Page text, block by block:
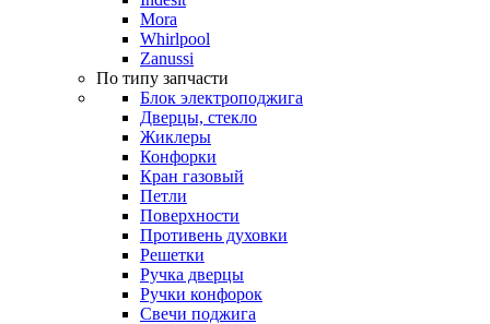
Mora
Whirlpool
Zanussi
По типу запчасти
Блок электроподжига
Дверцы, стекло
Жиклеры
Конфорки
Кран газовый
Петли
Поверхности
Противень духовки
Решетки
Ручка дверцы
Ручки конфорок
Свечи поджига